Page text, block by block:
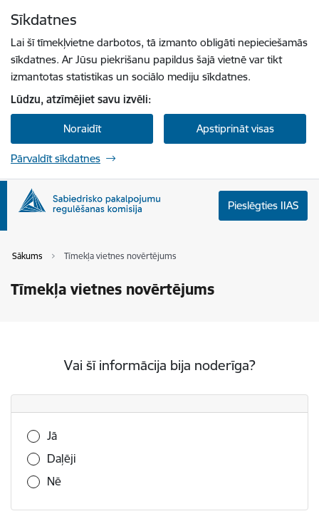
Sīkdatnes
Lai šī tīmekļvietne darbotos, tā izmanto obligāti nepieciešamās
sīkdatnes. Ar Jūsu piekrišanu papildus šajā vietnē var tikt
izmantotas statistikas un sociālo mediju sīkdatnes.
Lūdzu, atzīmējiet savu izvēli:
Noraidīt Apstiprināt visas
Pārvaldīt sīkdatnes
Pieslēgties IIAS
Sākums Tīmekļa vietnes novērtējums
Tīmekļa vietnes novērtējums
Vai šī informācija bija noderīga?
Vai šī informācija bija noderīga?
Jā
Daļēji
Nē